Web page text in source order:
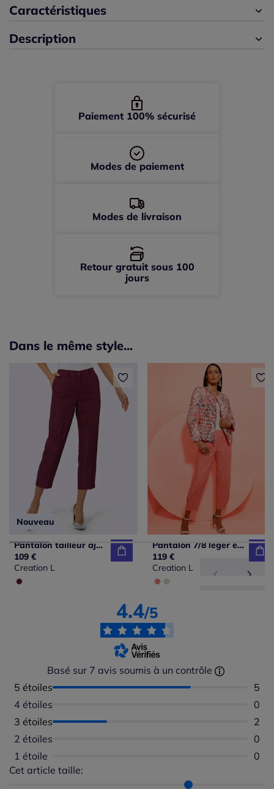
44 -En stock
46 -En stock
Caractéristiques
Description
Paiement 100% sécurisé
Modes de paiement
Modes de livraison
Retour gratuit sous 100
jours
Dans le même style...
Nouveau
Pantalon tailleur ajusté en jacquard avec ceinture et poches latérales
109 €
Creation L
Pantalon 7/8 léger en bengaline avec ceinture élastique et plis
119 €
Creation L
4.4/5
Basé sur 7 avis soumis à un contrôle
5 étoiles
5
4 étoiles
0
3 étoiles
2
2 étoiles
0
1 étoile
0
Cet article taille:
Répartition du taillant selon les avis clients